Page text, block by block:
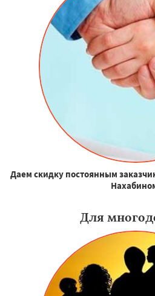
Даем скидку постоянным
Для